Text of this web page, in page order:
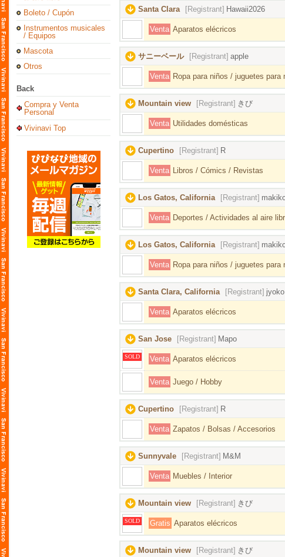
Boleto / Cupón
Instrumentos musicales
/ Equipos
Mascota
Otros
Back
Compra y Venta
Personal
Vivinavi Top
Santa Clara [Registrant] Hawaii2026
Venta Aparatos elécricos
サニーベール [Registrant] apple
Venta Ropa para niños / juguetes para
Mountain view [Registrant] きび
Venta Utilidades domésticas
Cupertino [Registrant] R
Venta Libros / Cómics / Revistas
Los Gatos, California [Registrant]
Venta Deportes / Actividades al aire
Los Gatos, California [Registrant]
Venta Ropa para niños / juguetes para
Santa Clara, California [Registrant] jyoko
Venta Aparatos elécricos
San Jose [Registrant] Mapo
SOLD Venta Aparatos elécricos
Venta Juego / Hobby
Cupertino [Registrant] R
Venta Zapatos / Bolsas / Accesorios
Sunnyvale [Registrant] M&M
Venta Muebles / Interior
Mountain view [Registrant] きび
SOLD Gratis Aparatos elécricos
Mountain view [Registrant] きび